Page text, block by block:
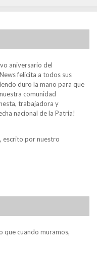
aniversario del
felicita a todos sus
duro la mano para que
comunidad
trabajadora y
nacional de la Patria!
escrito por nuestro
que cuando muramos,